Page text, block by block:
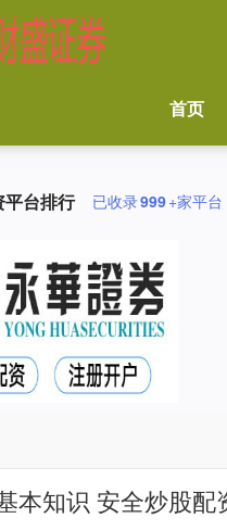
首页
台排行 已收录999+家平台
本知识 安全炒股